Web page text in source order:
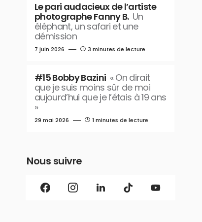
Le pari audacieux de l’artiste
photographe Fanny B. Un
éléphant, un safari et une
démission
7 juin 2026 3 minutes de lecture
#15 Bobby Bazini « On dirait
que je suis moins sûr de moi
aujourd’hui que je l’étais à 19 ans
»
29 mai 2026 1 minutes de lecture
Nous suivre